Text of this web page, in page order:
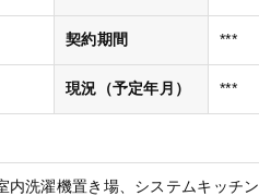
契約期間 ***
現況（予定年月） ***
内洗濯機置き場 システムキッチン